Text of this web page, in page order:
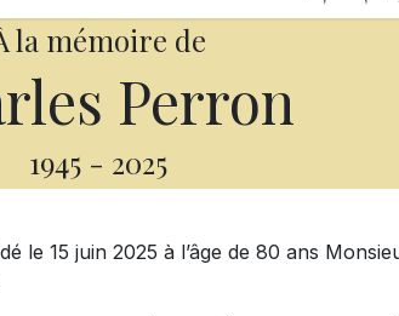
la mémoire de
Perron
1945 - 2025
le 15 juin 2025 à l’âge de 80 ans